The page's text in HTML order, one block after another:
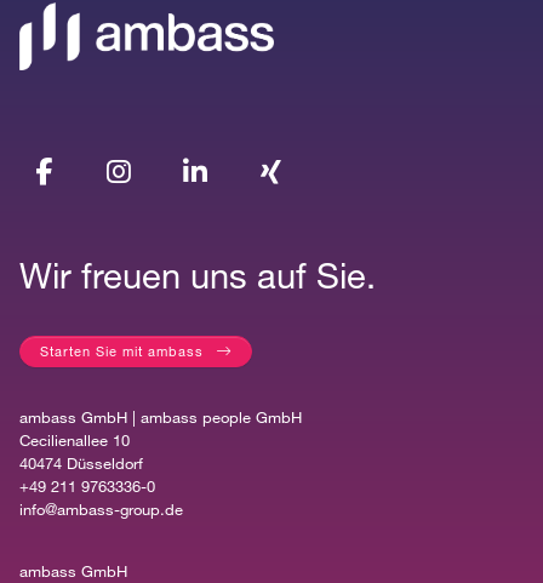
Wir freuen uns auf Sie.
Starten Sie mit ambass
ambass GmbH | ambass people GmbH
Cecilienallee 10
40474 Düsseldorf
+49 211 9763336-0
info@ambass-group.de
ambass GmbH